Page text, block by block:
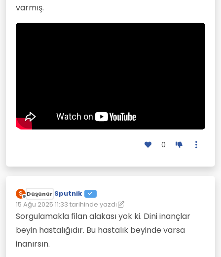
varmış.
0
S
Çevrimdışı
Düşünür Sputnik
15 Ağu 2025 11:33 tarihinde yazdı
Son düzenleyen: Sputnik
Sorgulamakla filan alakası yok ki. Dini inançlar
beyin hastalığıdır. Bu hastalık beyinde varsa
inanırsın.